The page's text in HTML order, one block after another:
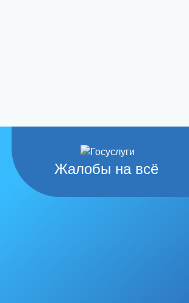
Жалобы на всё